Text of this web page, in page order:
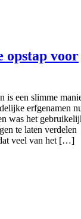
opstap voor
is een slimme
erfgenamen
was het
te laten verdelen
veel van het […]